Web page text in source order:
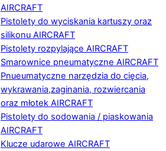
AIRCRAFT
Pistolety do wyciskania kartuszy oraz
silikonu AIRCRAFT
Pistolety rozpylające AIRCRAFT
Smarownice pneumatyczne AIRCRAFT
Pnueumatyczne narzędzia do cięcia,
wykrawania,zaginania, rozwiercania
oraz młotek AIRCRAFT
Pistolety do sodowania / piaskowania
AIRCRAFT
Klucze udarowe AIRCRAFT